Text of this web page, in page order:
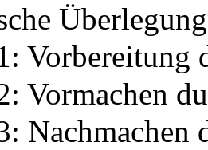
Vorbereitung
Vormachen
Nachmachen